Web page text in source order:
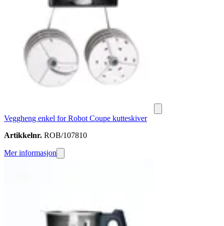
Veggheng enkel for Robot Coupe kutteskiver
Artikkelnr. ROB/107810
Mer informasjon